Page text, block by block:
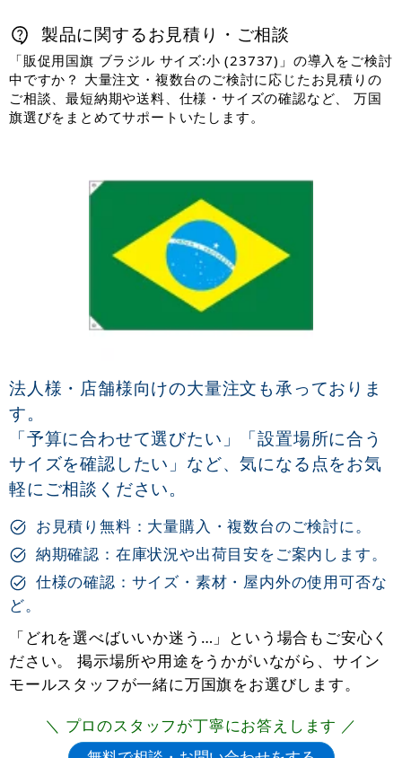
製品に関するお見積り・ご相談
「販促用国旗 ブラジル サイズ:小 (23737)」の導入をご検討
中ですか？ 大量注文・複数台のご検討に応じたお見積りの
ご相談、最短納期や送料、仕様・サイズの確認など、 万国
旗選びをまとめてサポートいたします。
法人様・店舗様向けの大量注文も承っておりま
す。
「予算に合わせて選びたい」「設置場所に合う
サイズを確認したい」など、気になる点をお気
軽にご相談ください。
お見積り無料：大量購入・複数台のご検討に。
納期確認：在庫状況や出荷目安をご案内します。
仕様の確認：サイズ・素材・屋内外の使用可否な
ど。
「どれを選べばいいか迷う…」という場合もご安心く
ださい。 掲示場所や用途をうかがいながら、サイン
モールスタッフが一緒に万国旗をお選びします。
＼ プロのスタッフが丁寧にお答えします ／